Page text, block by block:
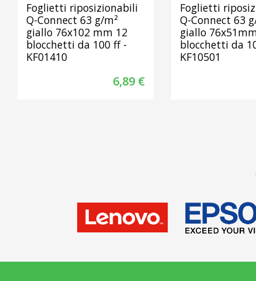
Foglietti riposizionabili
Q-Connect 63 g/m²
giallo 76x102 mm 12
blocchetti da 100 ff -
KF01410
6,89 €
Foglietti
Q-Connect 63
giallo
blocchetti da
KF10501